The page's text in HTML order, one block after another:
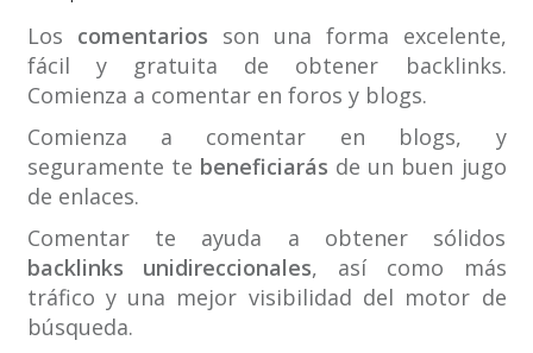
Los comentarios son una forma excelente,
fácil y gratuita de obtener backlinks.
Comienza a comentar en foros y blogs.
Comienza a comentar en blogs, y
seguramente te beneficiarás de un buen jugo
de enlaces.
Comentar te ayuda a obtener sólidos
backlinks unidireccionales, así como más
tráfico y una mejor visibilidad del motor de
búsqueda.